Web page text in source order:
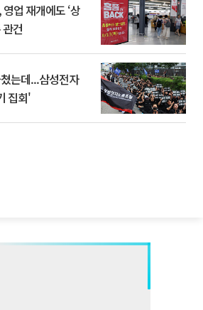
업 재개에도 ‘상
건
는데...삼성전자
집회'